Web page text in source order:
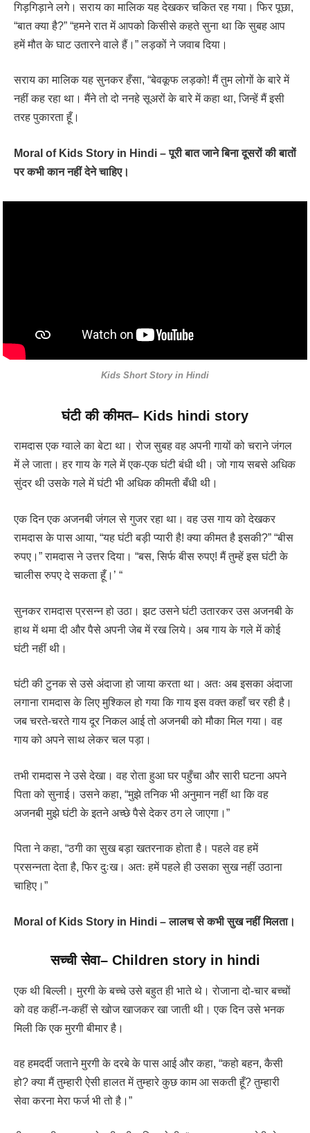
गिड़गिड़ाने लगे। सराय का मालिक यह देखकर चकित रह गया। फिर पूछा,
“बात क्या है?” “हमने रात में आपको किसीसे कहते सुना था कि सुबह आप
हमें मौत के घाट उतारने वाले हैं।” लड़कों ने जवाब दिया।
सराय का मालिक यह सुनकर हँसा, “बेवकूफ लड़को! मैं तुम लोगों के बारे में
नहीं कह रहा था। मैंने तो दो ननहे सूअरों के बारे में कहा था, जिन्हें मैं इसी
तरह पुकारता हूँ।
Moral of Kids Story in Hindi – पूरी बात जाने बिना दूसरों की बातों
पर कभी कान नहीं देने चाहिए।
Kids Short Story in Hindi
घंटी की कीमत– Kids hindi story
रामदास एक ग्वाले का बेटा था। रोज सुबह वह अपनी गायों को चराने जंगल
में ले जाता। हर गाय के गले में एक-एक घंटी बंधी थी। जो गाय सबसे अधिक
सुंदर थी उसके गले में घंटी भी अधिक कीमती बँधी थी।
एक दिन एक अजनबी जंगल से गुजर रहा था। वह उस गाय को देखकर
रामदास के पास आया, “यह घंटी बड़ी प्यारी है! क्या कीमत है इसकी?” “बीस
रुपए।” रामदास ने उत्तर दिया। “बस, सिर्फ बीस रुपए! मैं तुम्हें इस घंटी के
चालीस रुपए दे सकता हूँ।’ “
सुनकर रामदास प्रसन्न हो उठा। झट उसने घंटी उतारकर उस अजनबी के
हाथ में थमा दी और पैसे अपनी जेब में रख लिये। अब गाय के गले में कोई
घंटी नहीं थी।
घंटी की टुनक से उसे अंदाजा हो जाया करता था। अतः अब इसका अंदाजा
लगाना रामदास के लिए मुश्किल हो गया कि गाय इस वक्त कहाँ चर रही है।
जब चरते-चरते गाय दूर निकल आई तो अजनबी को मौका मिल गया। वह
गाय को अपने साथ लेकर चल पड़ा।
तभी रामदास ने उसे देखा। वह रोता हुआ घर पहुँचा और सारी घटना अपने
पिता को सुनाई। उसने कहा, “मुझे तनिक भी अनुमान नहीं था कि वह
अजनबी मुझे घंटी के इतने अच्छे पैसे देकर ठग ले जाएगा।”
पिता ने कहा, “ठगी का सुख बड़ा खतरनाक होता है। पहले वह हमें
प्रसन्नता देता है, फिर दुःख। अतः हमें पहले ही उसका सुख नहीं उठाना
चाहिए।”
Moral of Kids Story in Hindi – लालच से कभी सुख नहीं मिलता।
सच्ची सेवा– Children story in hindi
एक थी बिल्ली। मुरगी के बच्चे उसे बहुत ही भाते थे। रोजाना दो-चार बच्चों
को वह कहीं-न-कहीं से खोज खाजकर खा जाती थी। एक दिन उसे भनक
मिली कि एक मुरगी बीमार है।
वह हमदर्दी जताने मुरगी के दरबे के पास आई और कहा, “कहो बहन, कैसी
हो? क्या मैं तुम्हारी ऐसी हालत में तुम्हारे कुछ काम आ सकती हूँ? तुम्हारी
सेवा करना मेरा फर्ज भी तो है।”